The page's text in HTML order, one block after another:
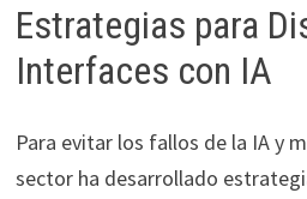
Estrategias para
Interfaces con IA
Para evitar los fallos de la IA y
sector ha desarrollado